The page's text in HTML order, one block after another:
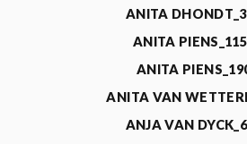
ANITA
ANITA
ANITA
ANITA VAN
ANJA VAN